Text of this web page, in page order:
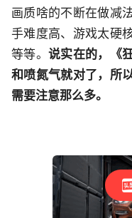
画质啥的不断在做减
手难度高、游戏太硬
等等。说实在的，《
和喷氮气就对了，所
需要注意那么多。